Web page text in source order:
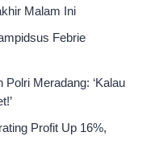
Malam Ini
Febrie
Meradang: ‘Kalau
Profit Up 16%,